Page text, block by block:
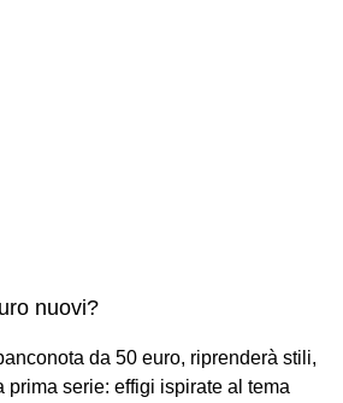
nuovi?
da 50 euro, riprenderà stili,
serie: effigi ispirate al tema